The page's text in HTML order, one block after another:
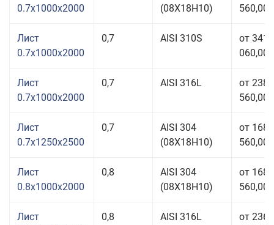
0.7x1000x2000
(08Х18Н10)
560,00
Лист
0.7x1000x2000
0,7 AISI 310S
от 341
060,00
Лист
0.7x1000x2000
0,7 AISI 316L
от 238
560,00
Лист
0.7x1250x2500
0,7
AISI 304
(08Х18Н10)
от 168
560,00
Лист
0.8x1000x2000
0,8
AISI 304
(08Х18Н10)
от 168
560,00
Лист
0,8 AISI 316L
от 236